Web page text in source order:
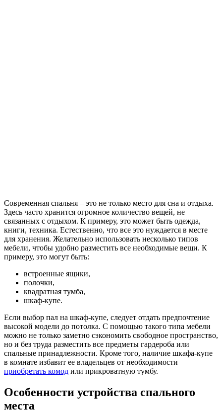
Современная спальня – это не только место для сна и отдыха.
Здесь часто хранится огромное количество вещей, не
связанных с отдыхом. К примеру, это может быть одежда,
книги, техника. Естественно, что все это нуждается в месте
для хранения. Желательно использовать несколько типов
мебели, чтобы удобно разместить все необходимые вещи. К
примеру, это могут быть:
встроенные ящики,
полочки,
квадратная тумба,
шкаф-купе.
Если выбор пал на шкаф-купе, следует отдать предпочтение
высокой модели до потолка. С помощью такого типа мебели
можно не только заметно сэкономить свободное пространство,
но и без труда разместить все предметы гардероба или
спальные принадлежности. Кроме того, наличие шкафа-купе
в комнате избавит ее владельцев от необходимости
приобретать комод или прикроватную тумбу.
Особенности устройства спального
места